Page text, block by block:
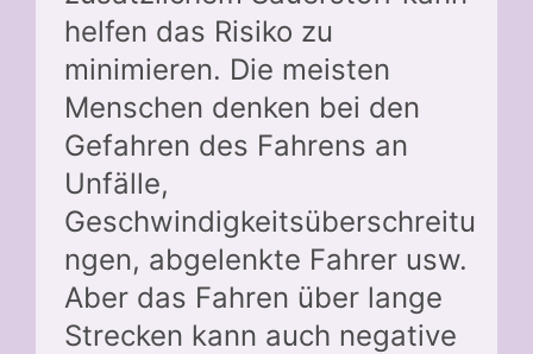
helfen das Risiko zu
minimieren. Die meisten
Menschen denken bei den
Gefahren des Fahrens an
Unfälle,
Geschwindigkeitsüberschreitu
ngen, abgelenkte Fahrer usw.
Aber das Fahren über lange
Strecken kann auch negative